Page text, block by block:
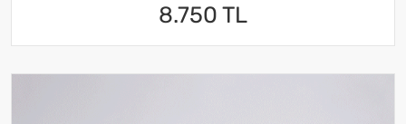
8.750 TL